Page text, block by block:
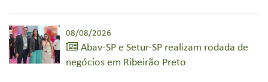
08/08/2026
Abav-SP e Setur-SP realizam rodada de
negócios em Ribeirão Preto